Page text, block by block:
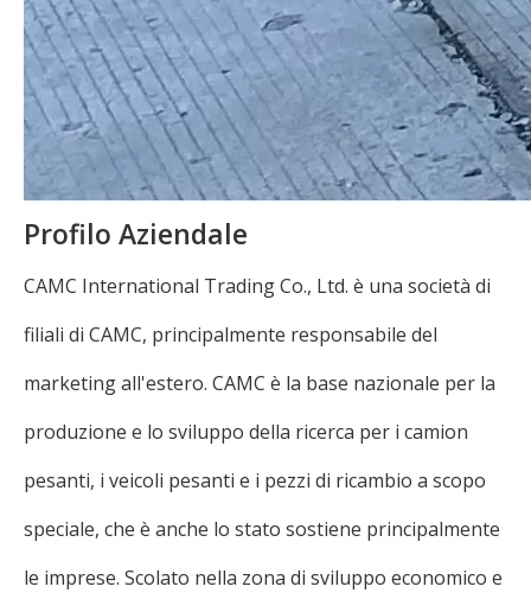
Profilo Aziendale
CAMC International Trading Co., Ltd. è una società di
filiali di CAMC, principalmente responsabile del
marketing all'estero. CAMC è la base nazionale per la
produzione e lo sviluppo della ricerca per i camion
pesanti, i veicoli pesanti e i pezzi di ricambio a scopo
speciale, che è anche lo stato sostiene principalmente
le imprese. Scolato nella zona di sviluppo economico e